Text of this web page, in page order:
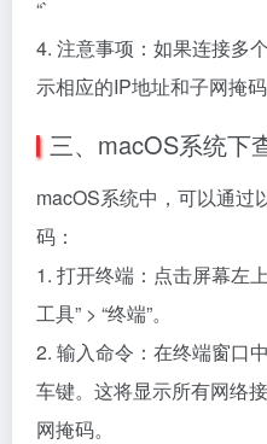
“`
4. 注意事项：如果连接多
示相应的IP地址和子网掩码
三、macOS系统下
macOS系统中，可以通过
码：
1. 打开终端：点击屏幕左
工具” > “终端”。
2. 输入命令：在终端窗口
车键。这将显示所有网络
网掩码。